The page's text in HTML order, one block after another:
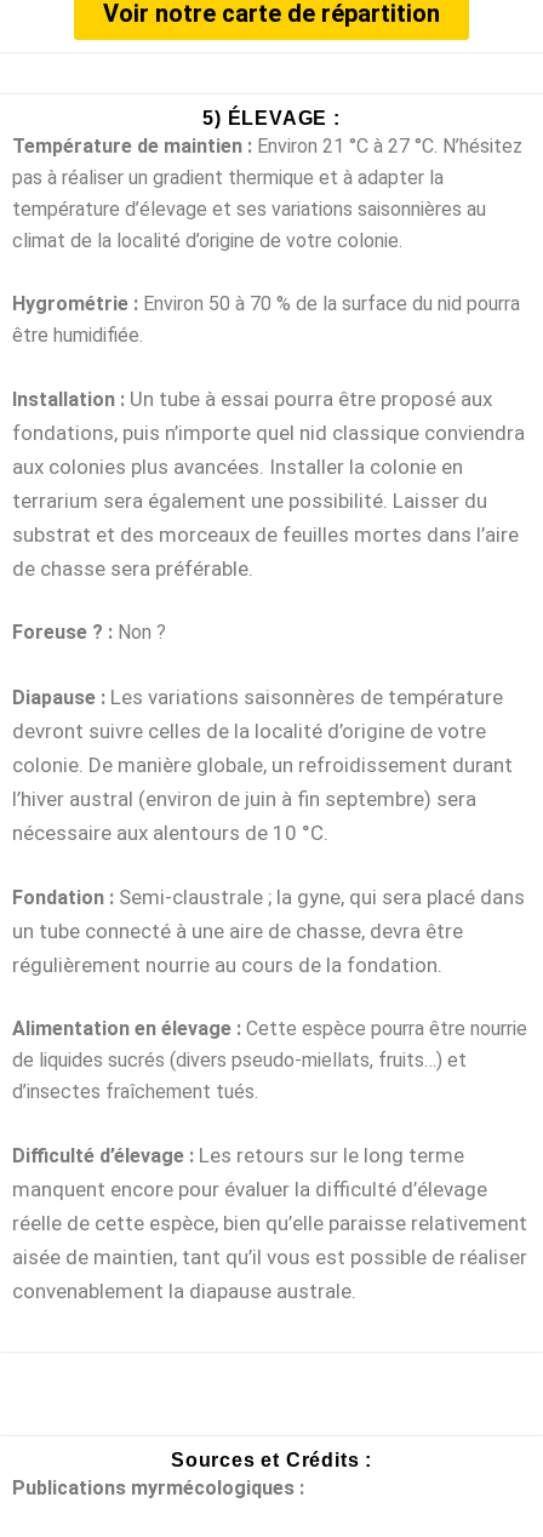
Voir notre carte de répartition
5) ÉLEVAGE :
Température de maintien : Environ 21 °C à 27 °C. N’hésitez
pas à réaliser un gradient thermique et à adapter la
température d’élevage et ses variations saisonnières au
climat de la localité d’origine de votre colonie.
Hygrométrie : Environ 50 à 70 % de la surface du nid pourra
être humidifiée.
Installation : Un tube à essai pourra être proposé aux
fondations, puis n’importe quel nid classique conviendra
aux colonies plus avancées. Installer la colonie en
terrarium sera également une possibilité. Laisser du
substrat et des morceaux de feuilles mortes dans l’aire
de chasse sera préférable.
Foreuse ? : Non ?
Diapause : Les variations saisonnères de température
devront suivre celles de la localité d’origine de votre
colonie. De manière globale, un refroidissement durant
l’hiver austral (environ de juin à fin septembre) sera
nécessaire aux alentours de 10 °C.
Fondation : Semi-claustrale ; la gyne, qui sera placé dans
un tube connecté à une aire de chasse, devra être
régulièrement nourrie au cours de la fondation.
Alimentation en élevage : Cette espèce pourra être nourrie
de liquides sucrés (divers pseudo-miellats, fruits…) et
d’insectes fraîchement tués.
Difficulté d’élevage : Les retours sur le long terme
manquent encore pour évaluer la difficulté d’élevage
réelle de cette espèce, bien qu’elle paraisse relativement
aisée de maintien, tant qu’il vous est possible de réaliser
convenablement la diapause australe.
Sources et Crédits :
Publications myrmécologiques :